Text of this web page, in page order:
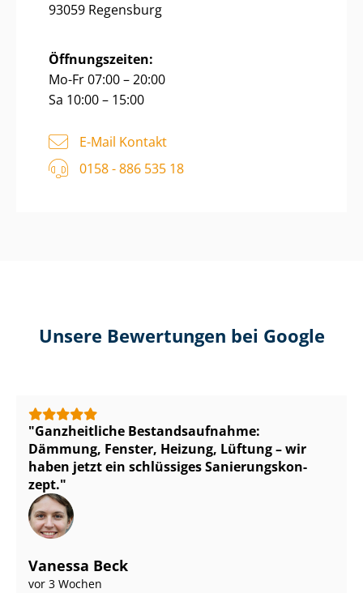
93059 Regensburg
Öffnungszeiten:
Mo-Fr 07:00 – 20:00
Sa 10:00 – 15:00
E-Mail Kontakt
0158 - 886 535 18
Unsere Bewertungen bei Google
Ganzheitliche Be­stands­auf­nah­me:
Dämmung, Fenster, Heizung, Lüftung – wir
haben jetzt ein schlüssiges Sa­nie­rungs­kon­
zept.
Vanessa Beck
vor 3 Wochen